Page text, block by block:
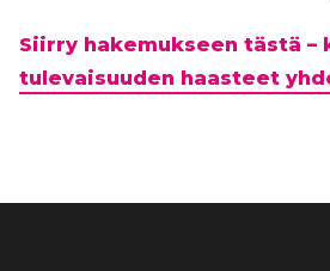
Siirry hakemukseen tästä –
tulevaisuuden haasteet